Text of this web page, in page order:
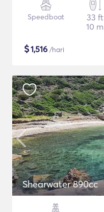
Speedboat
33 ft
10 m
$1,516 /hari
Shearwater 890cc